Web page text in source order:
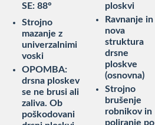
SE: 88°
Strojno
mazanje z
univerzalnimi
voski
OPOMBA:
drsna ploskev
se ne brusi ali
zaliva. Ob
poškodovani
ploskvi
Ravnanje in
nova
struktura
drsne
ploskve
(osnovna)
Strojno
brušenje
robnikov in
poliranje po